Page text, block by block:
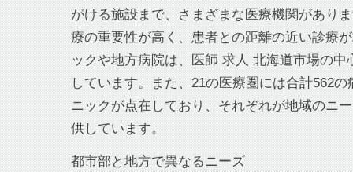
がける施設まで、さまざまな医療機関があり
療の重要性が高く、患者との距離の近い診療
ックや地方病院は、医師 求人 北海道市場の中
しています。また、21の医療圏には合計562の
ニックが点在しており、それぞれが地域のニ
供しています。
都市部と地方で異なるニーズ